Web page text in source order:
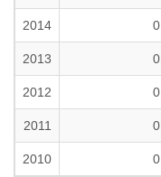
2014 0
2013 0
2012 0
2011 0
2010 0